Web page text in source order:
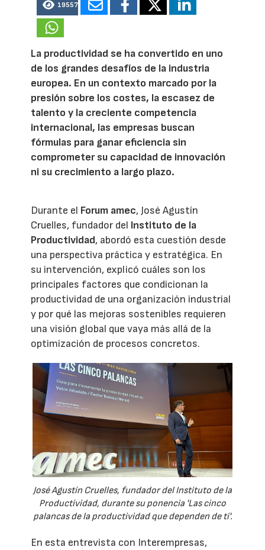
19557
La productividad se ha convertido en uno
de los grandes desafíos de la industria
europea. En un contexto marcado por la
presión sobre los costes, la escasez de
talento y la creciente competencia
internacional, las empresas buscan
fórmulas para ganar eficiencia sin
comprometer su capacidad de innovación
ni su crecimiento a largo plazo.
Durante el Forum amec, José Agustín
Cruelles, fundador del Instituto de la
Productividad, abordó esta cuestión desde
una perspectiva práctica y estratégica. En
su intervención, explicó cuáles son los
principales factores que condicionan la
productividad de una organización industrial
y por qué las mejoras sostenibles requieren
una visión global que vaya más allá de la
optimización de procesos concretos.
José Agustín Cruelles, fundador del Instituto de la
Productividad, durante su ponencia 'Las cinco
palancas de la productividad que dependen de ti'.
En esta entrevista con Interempresas,